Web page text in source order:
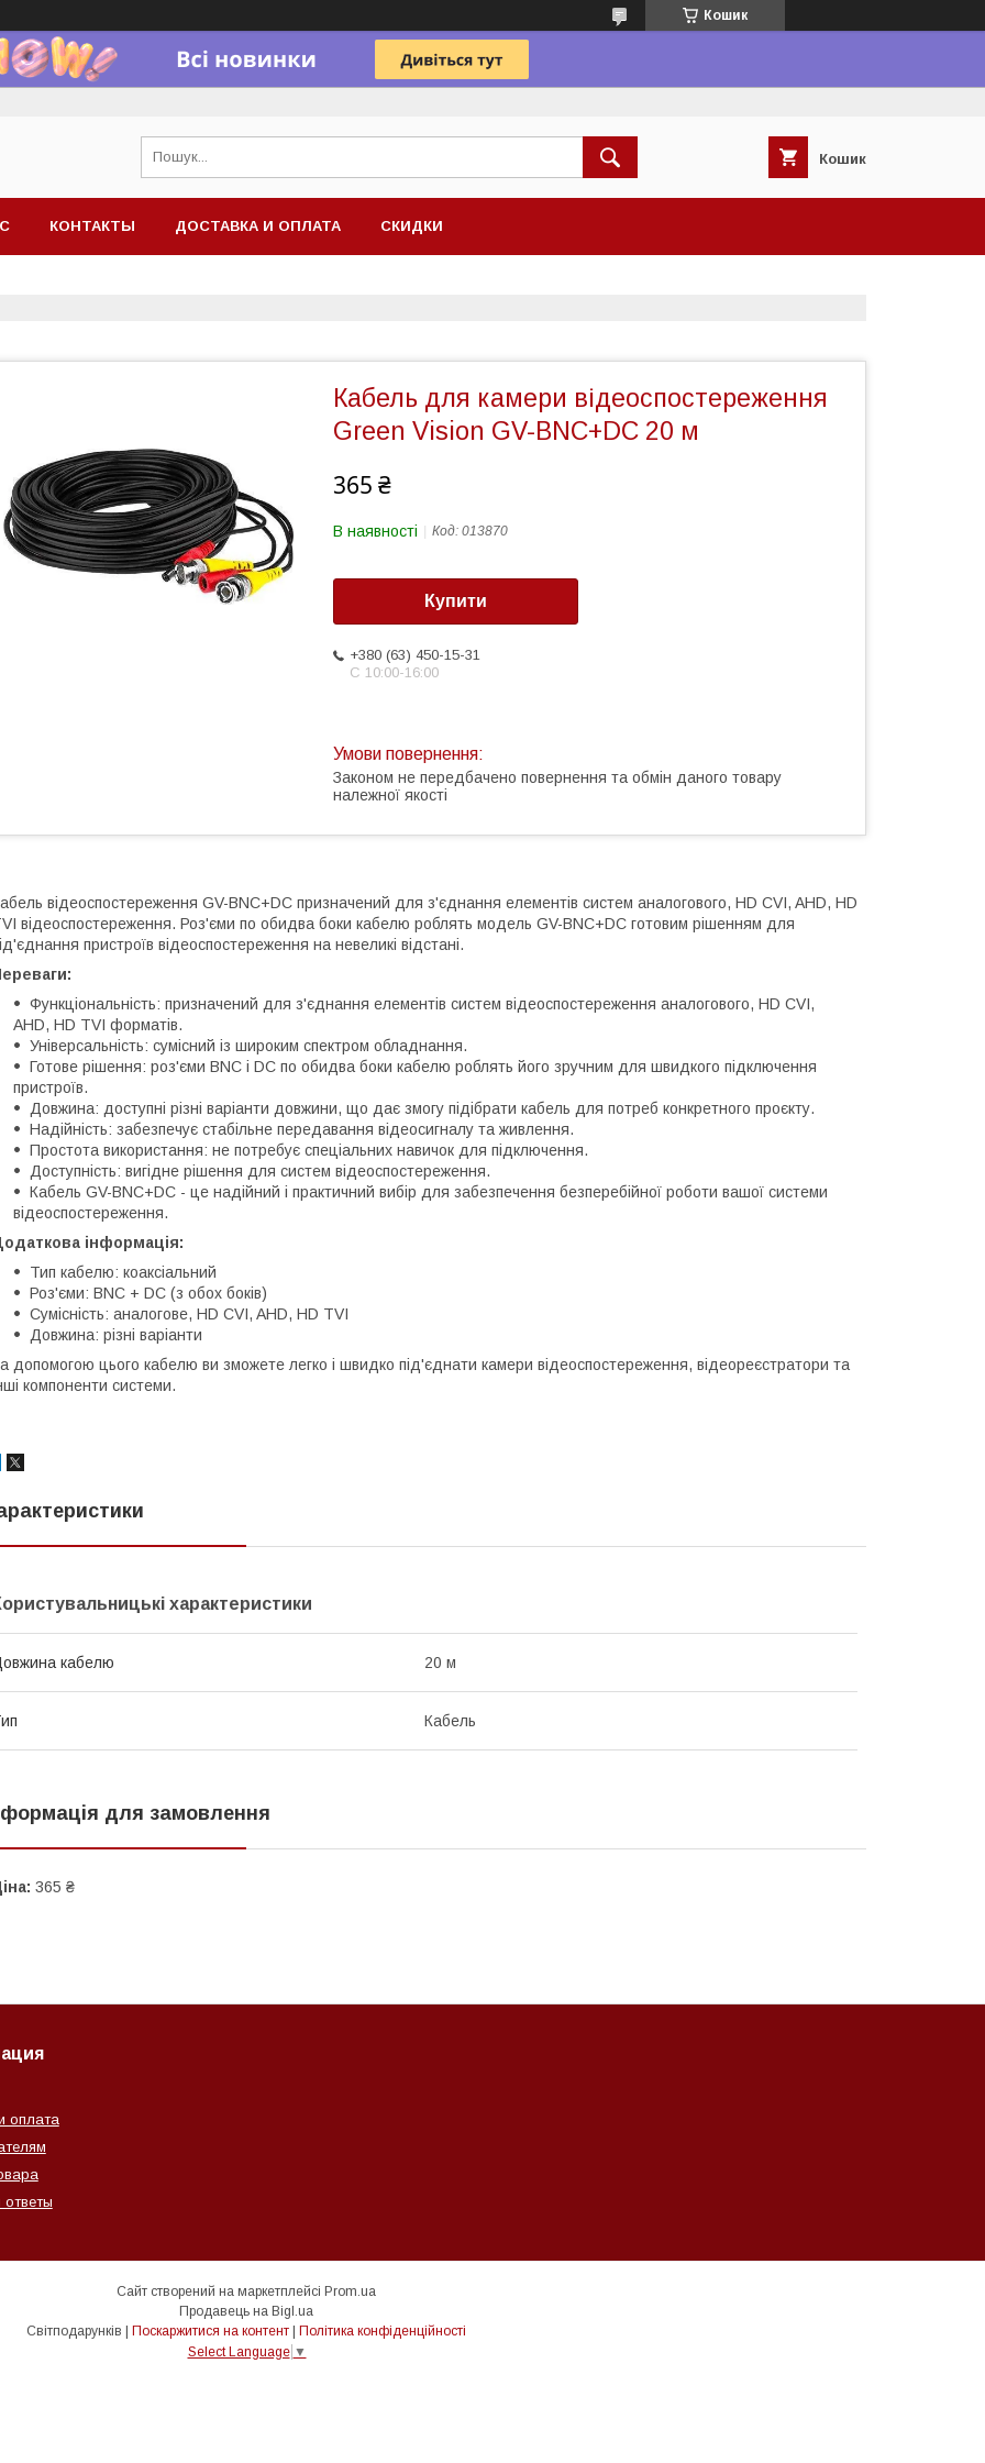
Кошик
Кошик
КОНТАКТЫ ДОСТАВКА И ОПЛАТА СКИДКИ
Кабель для камери відеоспостереження
Green Vision GV-BNC+DC 20 м
365 ₴
В наявності Код: 013870
Купити
+380 (63) 450-15-31
С 10:00-16:00
Законом не передбачено повернення та обмін даного товару
належної якості
відеоспостереження GV-BNC+DC призначений для з'єднання елементів систем аналогового, HD CVI, AHD, HD
відеоспостереження. Роз'єми по обидва боки кабелю роблять модель GV-BNC+DC готовим рішенням для
пристроїв відеоспостереження на невеликі відстані.
Функціональність: призначений для з'єднання елементів систем відеоспостереження аналогового, HD CVI,
AHD, HD TVI форматів.
Універсальність: сумісний із широким спектром обладнання.
Готове рішення: роз'єми BNC і DC по обидва боки кабелю роблять його зручним для швидкого підключення
пристроїв.
Довжина: доступні різні варіанти довжини, що дає змогу підібрати кабель для потреб конкретного проєкту.
Надійність: забезпечує стабільне передавання відеосигналу та живлення.
Простота використання: не потребує спеціальних навичок для підключення.
Доступність: вигідне рішення для систем відеоспостереження.
Кабель GV-BNC+DC - це надійний і практичний вибір для забезпечення безперебійної роботи вашої системи
відеоспостереження.
інформація:
Тип кабелю: коаксіальний
Роз'єми: BNC + DC (з обох боків)
Сумісність: аналогове, HD CVI, AHD, HD TVI
Довжина: різні варіанти
допомогою цього кабелю ви зможете легко і швидко під'єднати камери відеоспостереження, відеореєстратори та
компоненти системи.
характеристики
кабелю 20 м
Кабель
для замовлення
365 ₴
оплата
Сайт створений на маркетплейсі Prom.ua
Продавець на Bigl.ua
Поскаржитися на контент
Політика конфіденційності
Select Language ▼